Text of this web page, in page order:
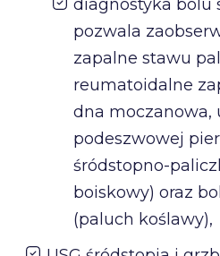
diagnostyka bólu
pozwala
zapalne stawu
reumatoidalne
dna moczanowa,
podeszwowej
śródstopno-
boiskowy) oraz
(paluch koślawy),